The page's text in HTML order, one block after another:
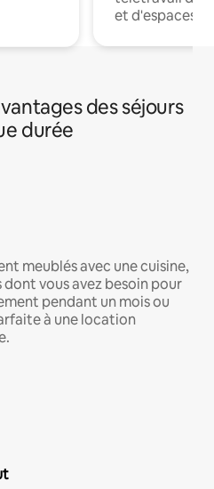
et d'espaces
des séjours
durée
meublés avec une cuisine,
vous avez besoin pour
pendant un mois ou
à une location